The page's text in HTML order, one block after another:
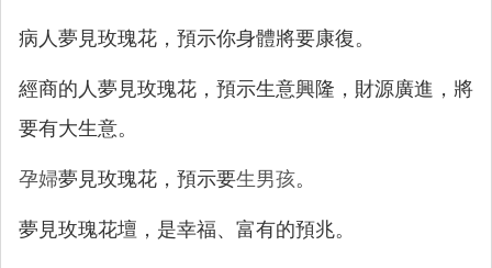
病人夢見玫瑰花，預示你身體將要康復。
經商的人夢見玫瑰花，預示生意興隆，財源廣進，將
要有大生意。
孕婦夢見玫瑰花，預示要生男孩。
夢見玫瑰花壇，是幸福、富有的預兆。